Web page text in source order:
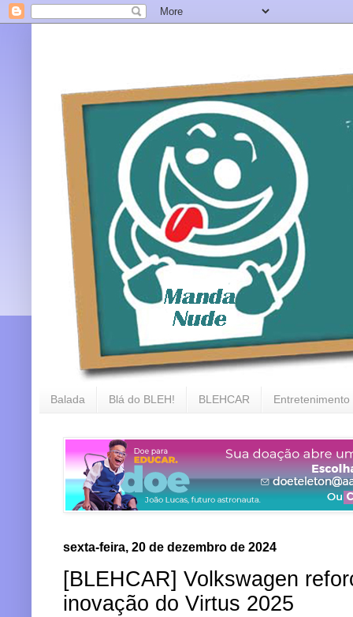
Balada Blá do BLEH! BLEHCAR Entretenimento
sexta-feira, 20 de dezembro de 2024
[BLEHCAR] Volkswagen
inovação do Virtus 2025